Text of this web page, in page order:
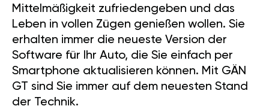
Mittelmäßigkeit zufriedengeben und das
Leben in vollen Zügen genießen wollen. Sie
erhalten immer die neueste Version der
Software für Ihr Auto, die Sie einfach per
Smartphone aktualisieren können. Mit GÄN
GT sind Sie immer auf dem neuesten Stand
der Technik.